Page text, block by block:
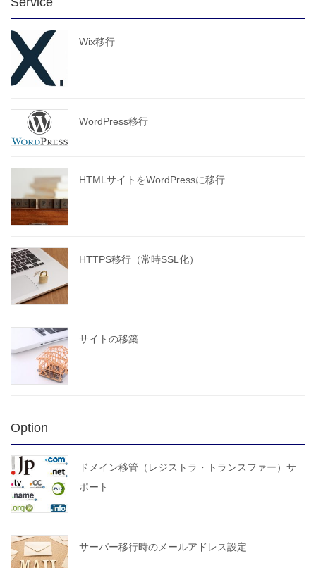
Wix移行
WordPress移行
HTMLサイトをWordPressに移行
HTTPS移行（常時SSL化）
サイトの移築
Option
ドメイン移管（レジストラ・トランスファー）サ
ポート
サーバー移行時のメールアドレス設定